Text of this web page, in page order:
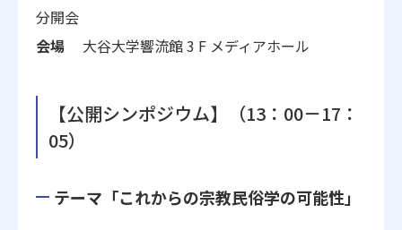
分開会
会場 大谷大学響流館 3 F メディアホール
【公開シンポジウム】（13：00－17：
05）
テーマ「これからの宗教民俗学の可能性」